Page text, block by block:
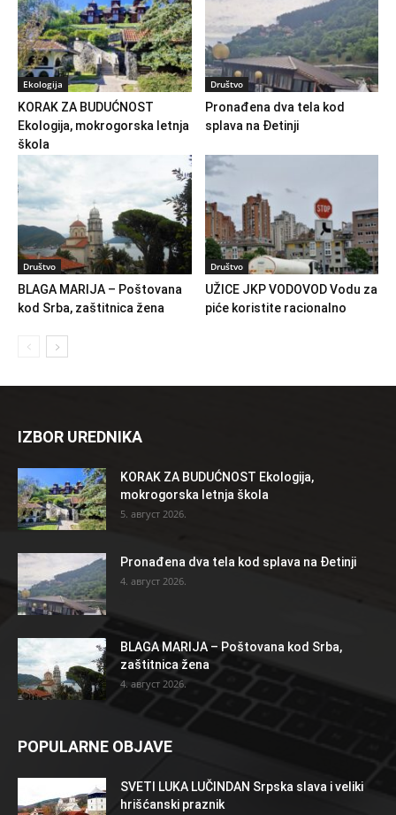
Ekologija
KORAK ZA BUDUĆNOST
Ekologija, mokrogorska letnja
škola
Društvo
Pronađena dva tela kod
splava na Đetinji
Društvo
BLAGA MARIJA – Poštovana
kod Srba, zaštitnica žena
Društvo
UŽICE JKP VODOVOD Vodu za
piće koristite racionalno
IZBOR UREDNIKA
KORAK ZA BUDUĆNOST Ekologija,
mokrogorska letnja škola
5. август 2026.
Pronađena dva tela kod splava na Đetinji
4. август 2026.
BLAGA MARIJA – Poštovana kod Srba,
zaštitnica žena
4. август 2026.
POPULARNE OBJAVE
SVETI LUKA LUČINDAN Srpska slava i veliki
hrišćanski praznik